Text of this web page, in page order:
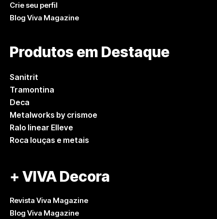
Crie seu perfil
Blog Viva Magazine
Produtos em Destaque
Sanitrit
Tramontina
Deca
Metalworks by crismoe
Ralo linear Elleve
Roca louças e metais
+ VIVA Decora
Revista Viva Magazine
Blog Viva Magazine